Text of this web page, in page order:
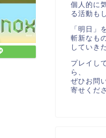
個人的に
る活動も
「明日」
斬新なも
していき
プレイし
ら、
ぜひお問
寄せくだ